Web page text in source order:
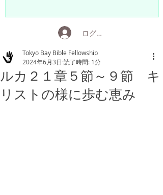
ログイン
ルカ２１章５節～９節 キ
リストの様に歩む恵み
Tokyo Bay Bible Fellowship
2024年6月3日 読了時間: 1分